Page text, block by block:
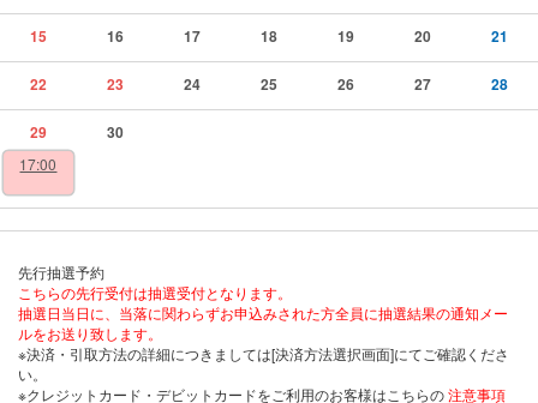
15 16 17 18 19 20 21
22 23 24 25 26 27 28
29
17:00
30
先行抽選予約
こちらの先行受付は抽選受付となります。
抽選日当日に、当落に関わらずお申込みされた方全員に抽選結果の通知メー
ルをお送り致します。
※決済・引取方法の詳細につきましては[決済方法選択画面]にてご確認くださ
い。
※クレジットカード・デビットカードをご利用のお客様はこちらの注意事項